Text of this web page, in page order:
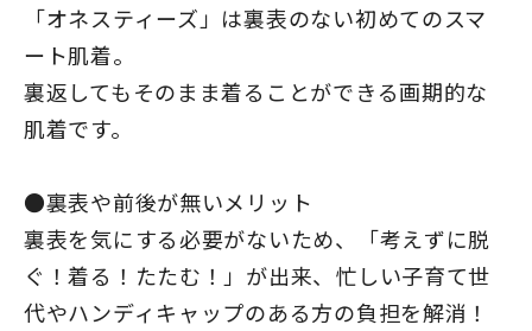
「オネスティーズ」は裏表のない初めてのスマ
ート肌着。
裏返してもそのまま着ることができる画期的な
肌着です。
●裏表や前後が無いメリット
裏表を気にする必要がないため、「考えずに脱
ぐ！着る！たたむ！」が出来、忙しい子育て世
代やハンディキャップのある方の負担を解消！